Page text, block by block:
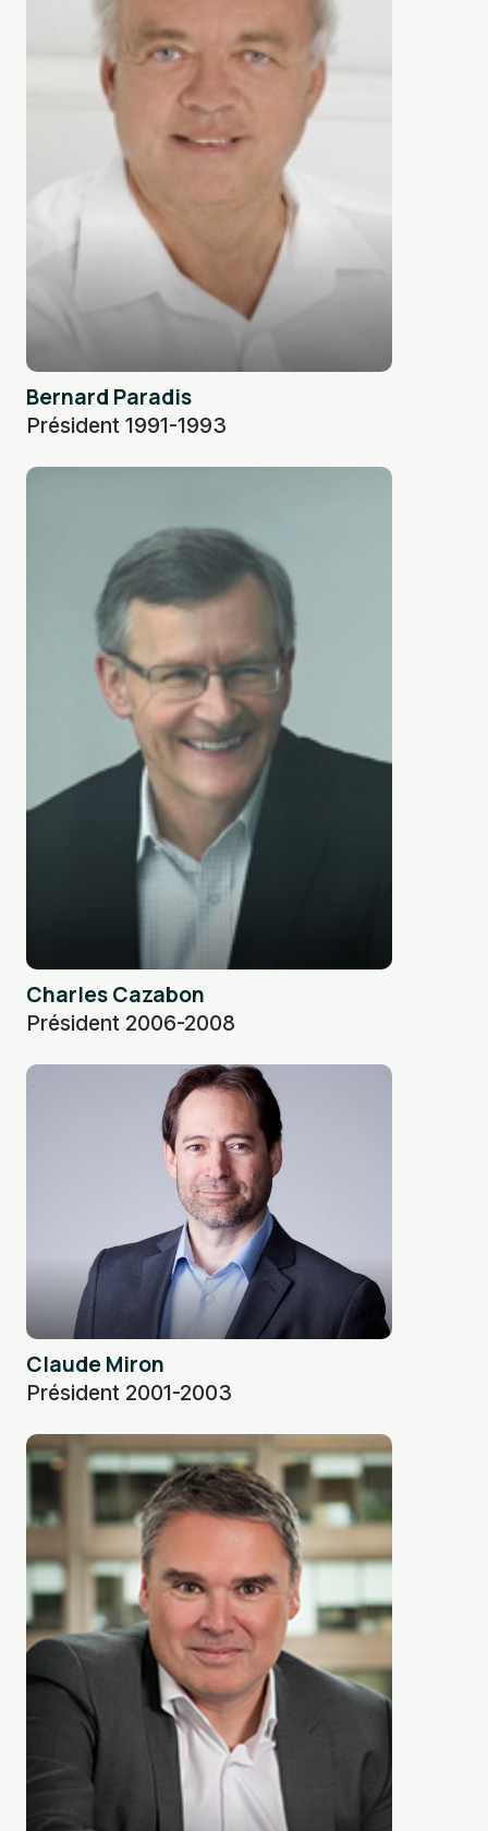
Bernard Paradis
Président 1991-1993
Charles Cazabon
Président 2006-2008
Claude Miron
Président 2001-2003